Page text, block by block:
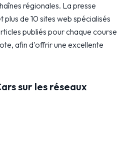
régionales. La presse
de 10 sites web spécialisés
publiés pour chaque course
afin d'offrir une excellente
sur les réseaux